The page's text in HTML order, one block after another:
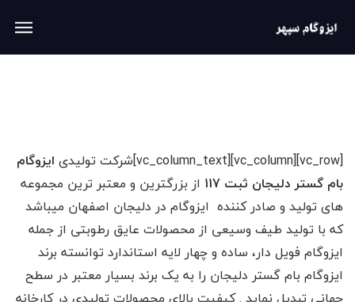
[vc_row][vc_column][vc_column_text]شرکت تولیدی
ایزوگام
بام گستر دلیجان ثبت 117
از بزرگترین و معتبر ترین مجموعه
های تولید و صادر کننده ایزوگام در دلیجان اصفهان میباشد
که با تولید طیف وسیعی از محصولات عایق رطوبتی از جمله
ایزوگام فویل دار، ساده و چهار لایه استاندارد توانسته برند
ایزوگام بام گستر دلیجان را به یک برند بسیار معتبر در سطح